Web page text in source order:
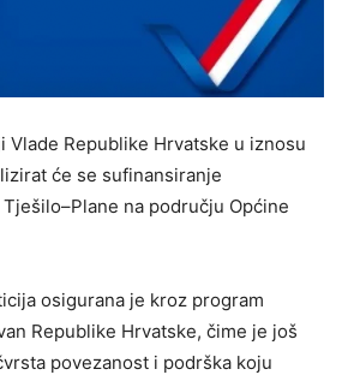
Vlade Republike Hrvatske u iznosu
će se sufinansiranje
na području Općine
osigurana je kroz program
Republike Hrvatske, čime je još
povezanost i podrška koju